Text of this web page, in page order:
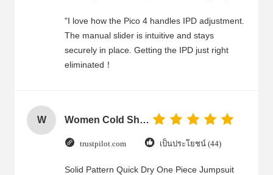
"I love how the Pico 4 handles IPD adjustment.
The manual slider is intuitive and stays
securely in place. Getting the IPD just right
eliminated！
W Women Cold Shoulder V Neck Rayon Blouse
trustpilot.com เป็นประโยชน์ (44)
Solid Pattern Quick Dry One Piece Jumpsuit